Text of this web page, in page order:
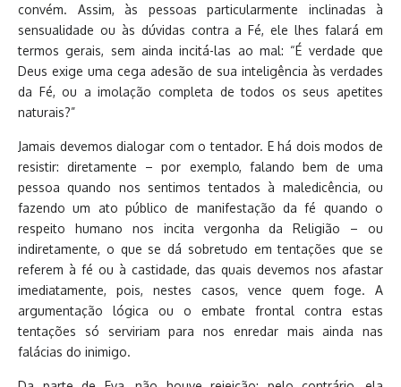
convém. Assim, às pessoas particularmente inclinadas à
sensualidade ou às dúvidas contra a Fé, ele lhes falará em
termos gerais, sem ainda incitá-las ao mal: “É verdade que
Deus exige uma cega adesão de sua inteligência às verdades
da Fé, ou a imolação completa de todos os seus apetites
naturais?”
Jamais devemos dialogar com o tentador. E há dois modos de
resistir: diretamente – por exemplo, falando bem de uma
pessoa quando nos sentimos tentados à maledicência, ou
fazendo um ato público de manifestação da fé quando o
respeito humano nos incita vergonha da Religião – ou
indiretamente, o que se dá sobretudo em tentações que se
referem à fé ou à castidade, das quais devemos nos afastar
imediatamente, pois, nestes casos, vence quem foge. A
argumentação lógica ou o embate frontal contra estas
tentações só serviriam para nos enredar mais ainda nas
falácias do inimigo.